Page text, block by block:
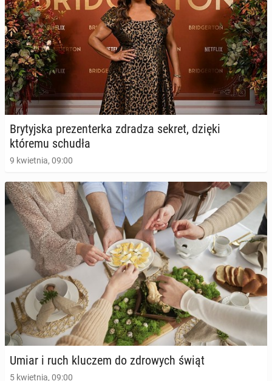
Bie­ga­nie czę­ścio­wo na­pra­wia to, co psują fast
foody
26 października 2025, 09:00
Jane Seymour za­chwy­ca figurą. Aktorka zdra­dzi­ła
tajniki swojej diety
25 maja 2025, 09:00
Bry­tyj­ska pre­zen­ter­ka zdradza sekret, dzięki
któremu schudła
9 kwietnia, 09:00
Umiar i ruch kluczem do zdro­wych świąt
5 kwietnia, 09:00